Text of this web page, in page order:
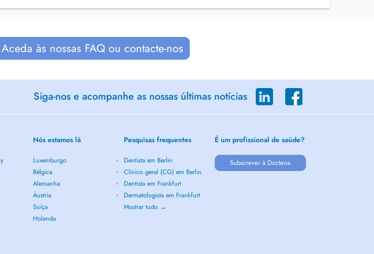
Aceda às nossas FAQ ou contacte-nos
Siga-nos e acompanhe as nossas últimas notícias
Nós estamos lá
Luxemburgo
Bélgica
Alemanha
Áustria
Suíça
Holanda
Pesquisas frequentes
Dentista em Berlin
Clínico geral (CG) em Berlin
Dentista em Frankfurt
Dermatologista em Frankfurt
Mostrar tudo →
É um profissional de saúde?
Subscrever à Doctena